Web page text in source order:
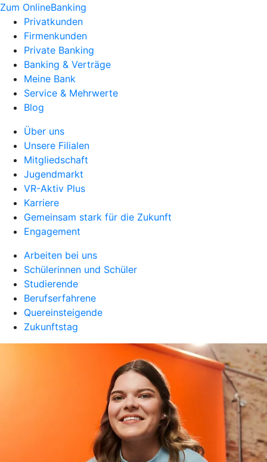
Zum OnlineBanking
Privatkunden
Firmenkunden
Private Banking
Banking & Verträge
Meine Bank
Service & Mehrwerte
Blog
Über uns
Unsere Filialen
Mitgliedschaft
Jugendmarkt
VR-Aktiv Plus
Karriere
Gemeinsam stark für die Zukunft
Engagement
Arbeiten bei uns
Schülerinnen und Schüler
Studierende
Berufserfahrene
Quereinsteigende
Zukunftstag